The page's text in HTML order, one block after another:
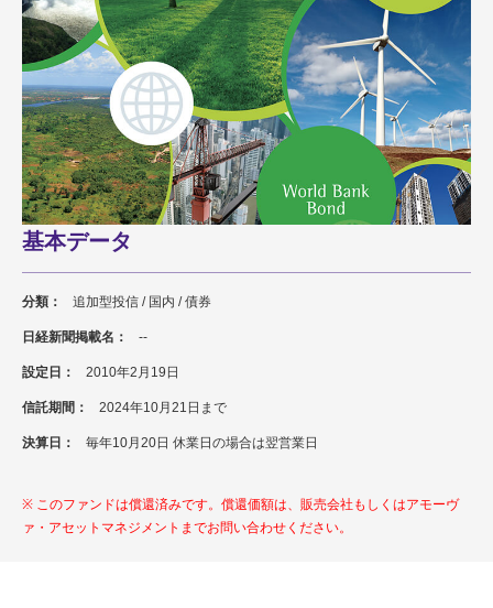
基本データ
分類： 追加型投信 / 国内 / 債券
日経新聞掲載名： --
設定日： 2010年2月19日
信託期間： 2024年10月21日まで
決算日： 毎年10月20日 休業日の場合は翌営業日
このファンドは償還済みです。償還価額は、販売会社もしくはアモーヴ
ァ・アセットマネジメントまでお問い合わせください。